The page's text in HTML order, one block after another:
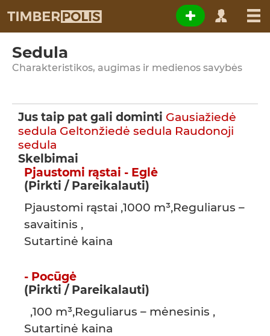
Sedula
Charakteristikos, augimas ir medienos savybės
Jus taip pat gali dominti Gausiažiedė
sedula Geltonžiedė sedula Raudonoji
sedula
Skelbimai
Pjaustomi rąstai - Eglė
(Pirkti / Pareikalauti)
Pjaustomi rąstai ,1000 m³,Reguliarus –
savaitinis ,
Sutartinė kaina
- Pocūgė
(Pirkti / Pareikalauti)
,100 m³,Reguliarus – mėnesinis ,
Sutartinė kaina